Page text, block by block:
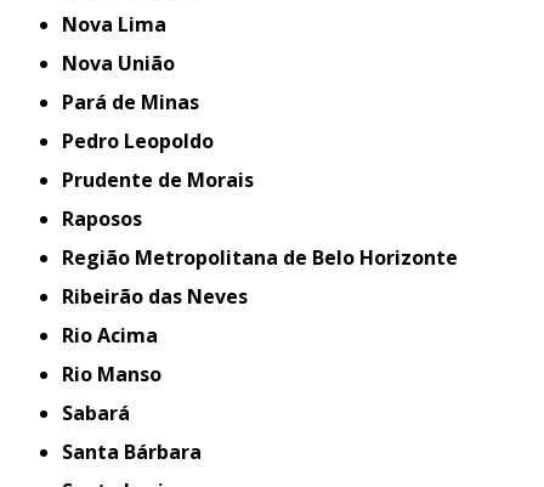
Nova Lima
Nova União
Pará de Minas
Pedro Leopoldo
Prudente de Morais
Raposos
Região Metropolitana de Belo Horizonte
Ribeirão das Neves
Rio Acima
Rio Manso
Sabará
Santa Bárbara